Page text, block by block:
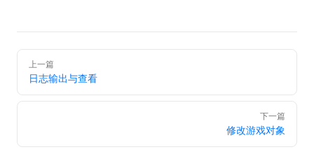
上一篇
日志输出与查看
下一篇
修改游戏对象